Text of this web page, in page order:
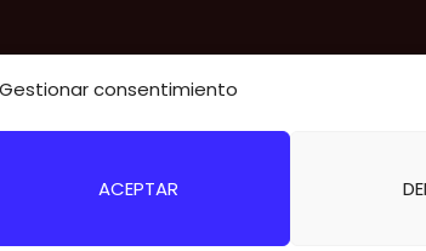
Gestionar consentimiento
ACEPTAR